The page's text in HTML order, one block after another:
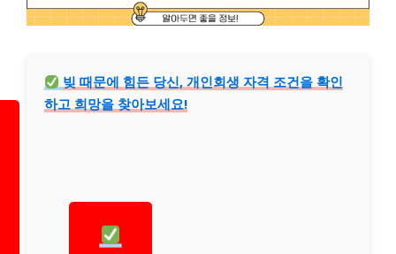
빚 때문에 힘든 당신, 개인회생 자격 조건을 확인
하고 희망을 찾아보세요!